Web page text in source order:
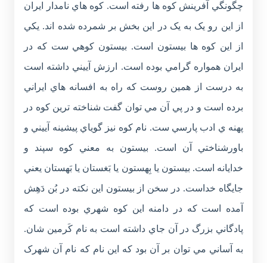
چگونگي آفرينش کوه ها رفته است. کوه هاي نامدار ايران
از اين رو يک به يک در اين بخش بر شمرده شده اند. يکي
از اين کوه ها بيستون است. بيستون کوهي ست که در
ايران همواره گرامي بوده است. ارزش آييني داشته است
به درست از همين روست که راه به افسانه هاي ايراني
برده است و در پي آن مي توان گفت شناخته ترين کوه در
پهنه ي ادب پارسي ست. نام کوه نيز گوياي پيشينه آييني و
باورشناختي آن است. بيستون به معني کوه سپند و
خدايانه است. بيستون يا بِهستون يا بَغستان يا بَهستان يعني
جايگاه خداست. در سخن از بيستون اين نکته در بُن دَهِش
آمده است که در دامنه اين کوه شهري بوده است که
پادگاني بزرگ در آن جاي داشته است به نام کَرمين شان.
به آساني مي توان بر آن بود که اين نام که نام آن شهرک